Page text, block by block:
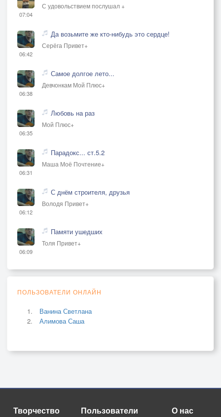
07:04
С удовольствием послушал +
06:42
Да возьмите же кто-нибудь это сердце!
Серёга Привет+
06:38
Самое долгое лето...
Девчонкам Мой Плюс+
06:35
Любовь на раз
Мой Плюс+
06:31
Парадокс... ст.5.2
Маша Моё Почтение+
06:12
С днём строителя, друзья
Володя Привет+
06:09
Памяти ушедших
Толя Привет+
ПОЛЬЗОВАТЕЛИ ОНЛАЙН
Ванина Светлана
Алимова Саша
Творчество Пользователи О нас